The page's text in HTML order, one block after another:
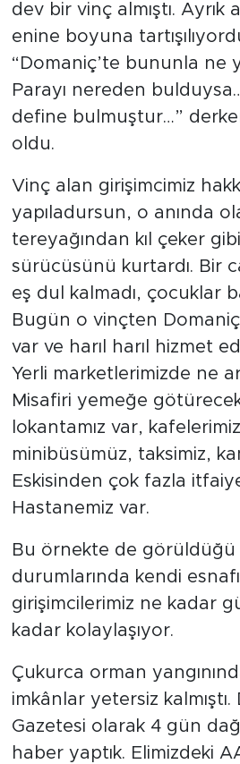
dev bir vinç almıştı. Ayrık
enine boyuna
“Domaniç’te bununla ne
Parayı nereden bulduysa…
define bulmuştur…”
oldu.
Vinç alan girişimcimiz
yapıladursun, o anında
tereyağından kıl çeker
sürücüsünü kurtardı. Bir
eş dul kalmadı, çocuklar
Bugün o vinçten
var ve harıl harıl hizmet
Yerli marketlerimizde ne
Misafiri yemeğe
lokantamız var,
minibüsümüz, taksimiz,
Eskisinden çok fazla
Hastanemiz var.
Bu örnekte de
durumlarında kendi
girişimcilerimiz ne kadar
kadar kolaylaşıyor.
Çukurca orman
imkânlar yetersiz kalmıştı.
Gazetesi olarak 4 gün
haber yaptık. Elimizdeki